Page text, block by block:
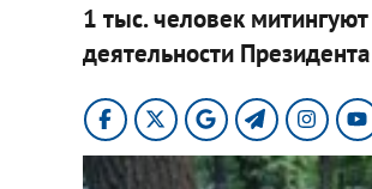
1 тыс. человек
деятельности Президента